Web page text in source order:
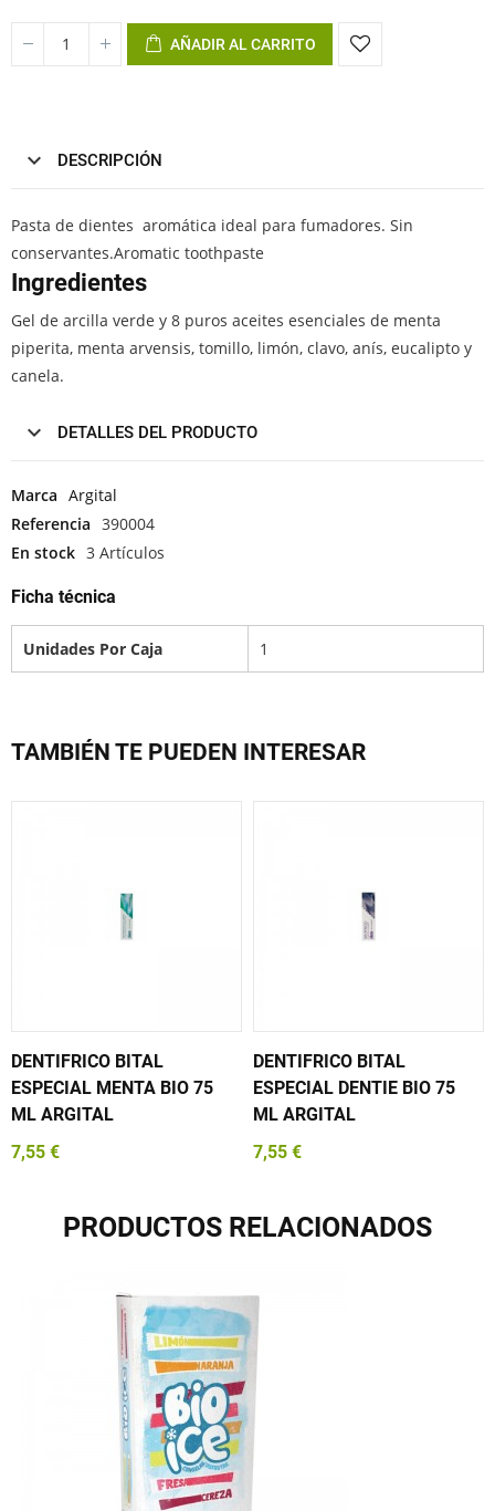
AÑADIR AL CARRITO
DESCRIPCIÓN
Pasta de dientes aromática ideal para fumadores. Sin
conservantes.Aromatic toothpaste
Ingredientes
Gel de arcilla verde y 8 puros aceites esenciales de menta
piperita, menta arvensis, tomillo, limón, clavo, anís, eucalipto y
canela.
DETALLES DEL PRODUCTO
Marca Argital
Referencia 390004
En stock 3 Artículos
Ficha técnica
Unidades Por Caja 1
TAMBIÉN TE PUEDEN INTERESAR
DENTIFRICO BITAL
ESPECIAL MENTA BIO 75
ML ARGITAL
7,55 €
DENTIFRICO BITAL
ESPECIAL DENTIE BIO 75
ML ARGITAL
7,55 €
PRODUCTOS RELACIONADOS